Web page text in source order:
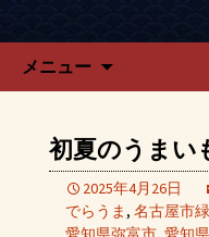
メニュー
初夏のうまい
2025年4月26日
でらうま , 名古屋市